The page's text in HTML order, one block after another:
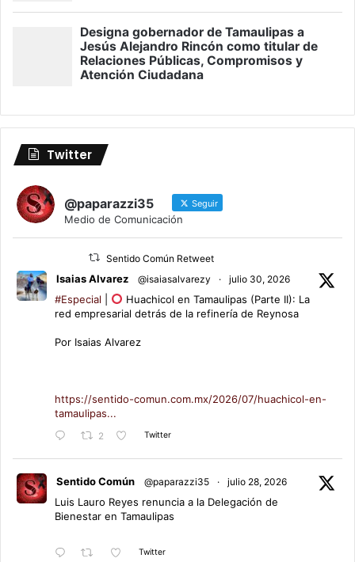
Twitter
@paparazzi35 Seguir
Medio de Comunicación
Sentido Común Retweet
Isaias Alvarez @isaiasalvarezy · julio 30, 2026
#Especial
Huachicol en Tamaulipas (Parte II): La
red empresarial detrás de la refinería de Reynosa
Por Isaias Alvarez
https://sentido-comun.com.mx/2026/07/huachicol-en-
tamaulipas...
2 Twitter
Sentido Común @paparazzi35 · julio 28, 2026
Luis Lauro Reyes renuncia a la Delegación de
Bienestar en Tamaulipas
Twitter